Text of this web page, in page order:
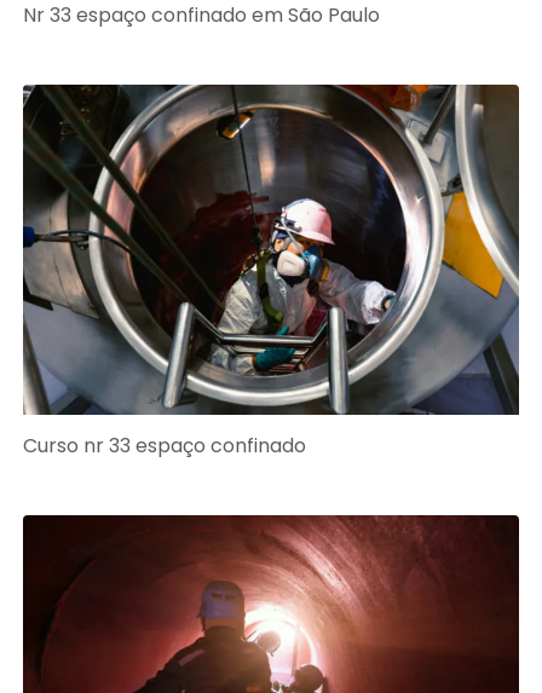
Nr 33 espaço confinado em São Paulo
Curso nr 33 espaço confinado